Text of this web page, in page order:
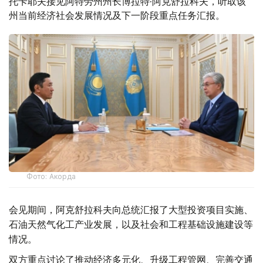
州当前经济社会发展情况及下一阶段重点任务汇报。
Фото: Акорда
会见期间，阿克舒拉科夫向总统汇报了大型投资项目实施、
石油天然气化工产业发展，以及社会和工程基础设施建设等
情况。
双方重点讨论了推动经济多元化、升级工程管网、完善交通